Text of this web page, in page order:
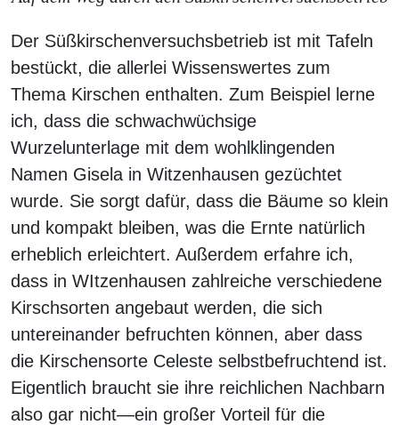
Der Süßkirschenversuchsbetrieb ist mit Tafeln
bestückt, die allerlei Wissenswertes zum
Thema Kirschen enthalten. Zum Beispiel lerne
ich, dass die schwachwüchsige
Wurzelunterlage mit dem wohlklingenden
Namen Gisela in Witzenhausen gezüchtet
wurde. Sie sorgt dafür, dass die Bäume so klein
und kompakt bleiben, was die Ernte natürlich
erheblich erleichtert. Außerdem erfahre ich,
dass in WItzenhausen zahlreiche verschiedene
Kirschsorten angebaut werden, die sich
untereinander befruchten können, aber dass
die Kirschensorte Celeste selbstbefruchtend ist.
Eigentlich braucht sie ihre reichlichen Nachbarn
also gar nicht—ein großer Vorteil für die